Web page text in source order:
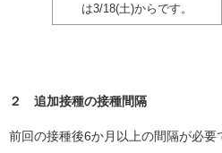
は3/18(土)からです。
２ 追加接種の接種間隔
前回の接種後6か月以上の間隔が必要